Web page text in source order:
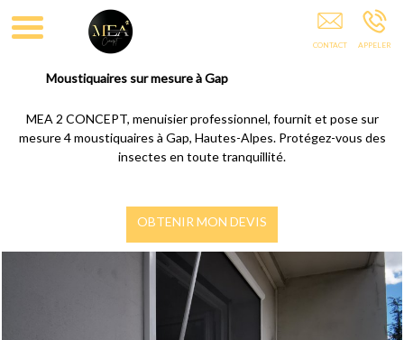
Moustiquaires sur mesure à Gap
MEA 2 CONCEPT, menuisier professionnel, fournit et pose sur
mesure 4 moustiquaires à Gap, Hautes-Alpes. Protégez-vous des
insectes en toute tranquillité.
OBTENIR MON DEVIS